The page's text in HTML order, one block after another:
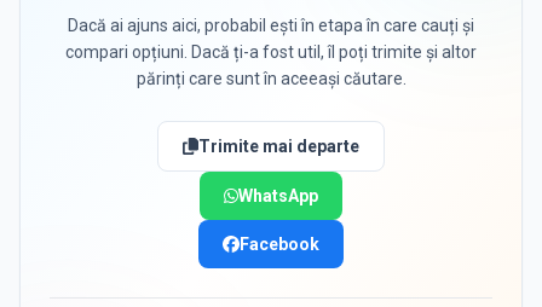
Dacă ai ajuns aici, probabil ești în etapa în care cauți și
compari opțiuni. Dacă ți-a fost util, îl poți trimite și altor
părinți care sunt în aceeași căutare.
Trimite mai departe
WhatsApp
Facebook